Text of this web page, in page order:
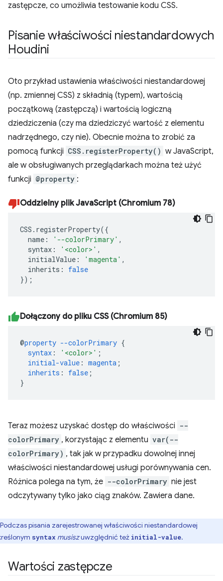
zastępcze, co umożliwia testowanie kodu CSS.
Pisanie właściwości niestandardowych
Houdini
Oto przykład ustawienia właściwości niestandardowej
(np. zmiennej CSS) z składnią (typem), wartością
początkową (zastępczą) i wartością logiczną
dziedziczenia (czy ma dziedziczyć wartość z elementu
nadrzędnego, czy nie). Obecnie można to zrobić za
pomocą funkcji CSS.registerProperty() w JavaScript,
ale w obsługiwanych przeglądarkach można też użyć
funkcji @property :
Oddzielny plik JavaScript (Chromium 78)
CSS . registerProperty({
name : '--colorPrimary' ,
syntax : '<color>' ,
initialValue : 'magenta' ,
inherits :
false
});
Dołączony do pliku CSS (Chromium 85)
@property --colorPrimary {
syntax : '<color>' ;
initial-value : magenta ;
inherits : false ;
}
Teraz możesz uzyskać dostęp do właściwości --
colorPrimary , korzystając z elementu var(--
colorPrimary) , tak jak w przypadku dowolnej innej
właściwości niestandardowej usługi porównywania cen.
Różnica polega na tym, że --colorPrimary nie jest
odczytywany tylko jako ciąg znaków. Zawiera dane.
Podczas pisania zarejestrowanej właściwości niestandardowej
syntax musiszuwzględnić też initial-value.
Wartości zastępcze